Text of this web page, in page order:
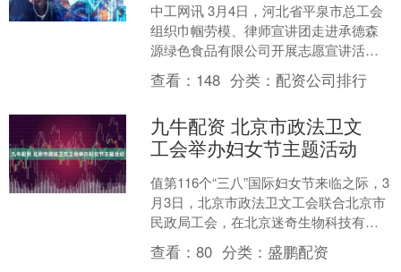
中工网讯 3月4日，河北省平泉市总工会
组织巾帼劳模、律师宣讲团走进承德森
源绿色食品有限公司开展志愿宣讲活
动，活动依托“劳模宣讲+法治护航”模
式，以榜样力量凝聚奋....
查看： 148 分类：配资公司排行
九牛配资 北京市政法卫文
工会举办妇女节主题活动
值第116个“三八”国际妇女节来临之际，3
月3日，北京市政法卫文工会联合北京市
民政局工会，在北京迷奇生物科技有限
公司共同举办“感受文旅魅力 助力福企发
展”主题活....
查看：80 分类： 盛鹏配资